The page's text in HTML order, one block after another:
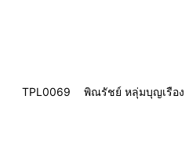
TPL0069 พิณรัชย์ หลุ่มบุญเรือง